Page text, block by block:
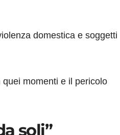
domestica e soggetti
momenti e il pericolo
soli”